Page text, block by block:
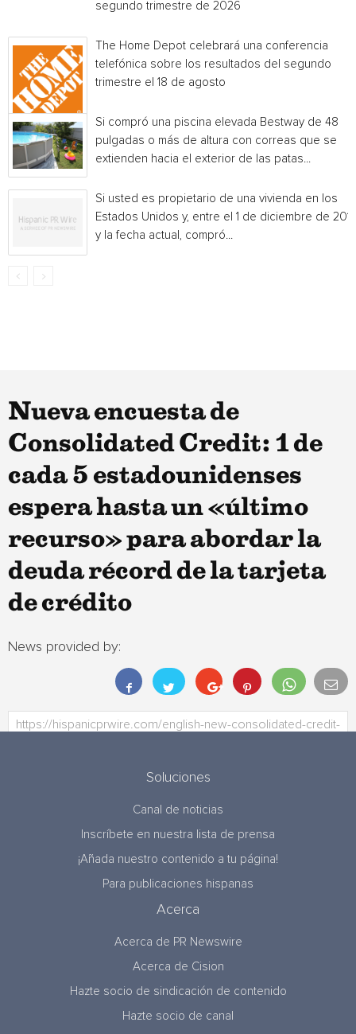
segundo trimestre de 2026
The Home Depot celebrará una conferencia
telefónica sobre los resultados del segundo
trimestre el 18 de agosto
Si compró una piscina elevada Bestway de 48
pulgadas o más de altura con correas que se
extienden hacia el exterior de las patas...
Si usted es propietario de una vivienda en los
Estados Unidos y, entre el 1 de diciembre de
y la fecha actual, compró...
Nueva encuesta de
Consolidated Credit: 1 de
cada 5 estadounidenses
espera hasta un «último
recurso» para abordar la
deuda récord de la tarjeta
de crédito
News provided by:
Soluciones
Canal de noticias
Inscríbete en nuestra lista de prensa
¡Añada nuestro contenido a tu página!
Para publicaciones hispanas
Acerca
Acerca de PR Newswire
Acerca de Cision
Hazte socio de sindicación de contenido
Hazte socio de canal